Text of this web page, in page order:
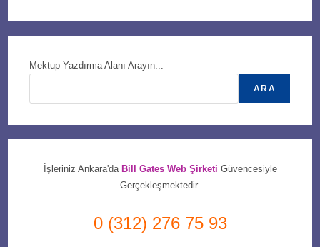
Mektup Yazdırma Alanı Arayın...
ARA
İşleriniz Ankara'da Bill Gates Web Şirketi Güvencesiyle
Gerçekleşmektedir.
0 (312) 276 75 93